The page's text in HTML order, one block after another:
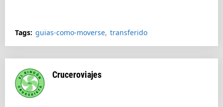
Tags: guias-como-moverse transferido
Cruceroviajes